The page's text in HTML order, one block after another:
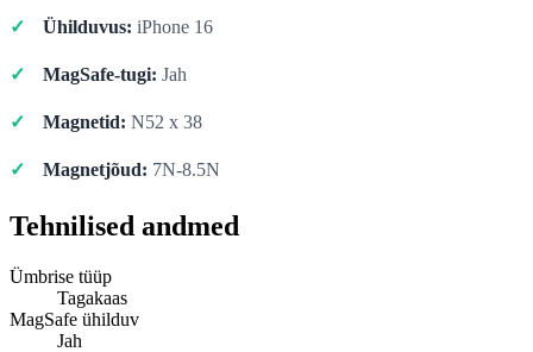
Ühilduvus: iPhone 16
MagSafe-tugi: Jah
Magnetid: N52 x 38
Magnetjõud: 7N-8.5N
Tehnilised andmed
Ümbrise tüüp
Tagakaas
MagSafe ühilduv
Jah